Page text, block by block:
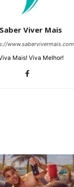
Saber Viver Mais
www.sabervivermais.com
Mais! Viva Melhor!